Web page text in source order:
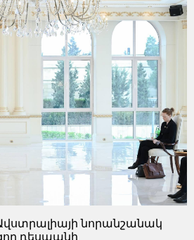
Ավստրալիայի նորանշանակ
դեսպանի